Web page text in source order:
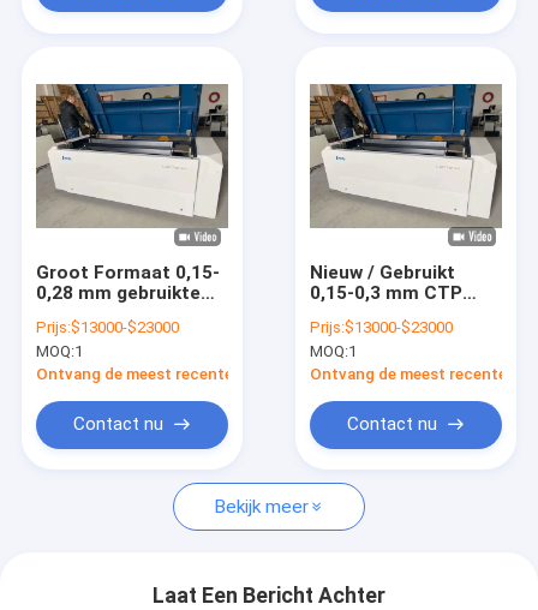
Producten
VR toon
Ongeveer ons
Contact de V.S.
Nieuws
Verzoek om een Citaat
Groot Formaat 0,15-
0,28 mm gebruikte
platenmaakmachine
830nm Hoge Snelheid
Prijs:$13000-$23000
MOQ:1
Ontvang de meest recente Prijs
Contact nu
Nieuw / Gebruikt
0,15-0,3 mm CTP
Twee jaar garantie
Prijs:$13000-$23000
MOQ:1
Ontvang de meest recente
Contact nu
Bekijk meer
Laat Een Bericht Achter